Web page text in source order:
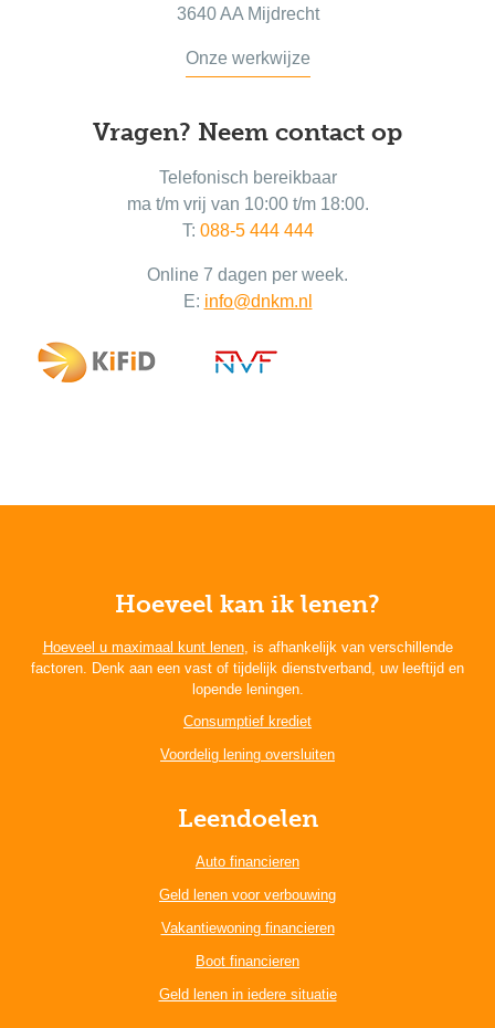
3640 AA Mijdrecht
Onze werkwijze
Vragen? Neem contact op
Telefonisch bereikbaar
ma t/m vrij van 10:00 t/m 18:00.
T: 088-5 444 444
Online 7 dagen per week.
E: info@dnkm.nl
Hoeveel kan ik lenen?
Hoeveel u maximaal kunt lenen, is afhankelijk van verschillende
factoren. Denk aan een vast of tijdelijk dienstverband, uw leeftijd en
lopende leningen.
Consumptief krediet
Voordelig lening oversluiten
Leendoelen
Auto financieren
Geld lenen voor verbouwing
Vakantiewoning financieren
Boot financieren
Geld lenen in iedere situatie